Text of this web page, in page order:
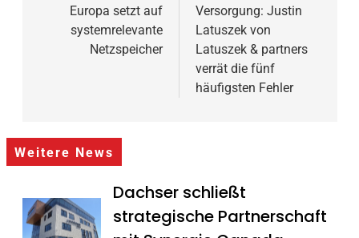
Europa setzt auf
systemrelevante
Netzspeicher
Versorgung: Justin
Latuszek von
Latuszek & partners
verrät die fünf
häufigsten Fehler
Weitere News
Dachser schließt
strategische Partnerschaft